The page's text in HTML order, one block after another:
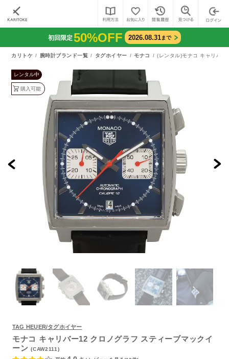
初回限定50%OFF 2026.08.31まで
カリトケ 腕時計ブランド一覧 タグホイヤー モナコ (レンタル)モナコ キャリバ
レンタル中
購入可能
TAG HEUER/タグホイヤー
モナコ キャリバー12 クロノグラフ スティーブマックイ
ーン(CAW2111)